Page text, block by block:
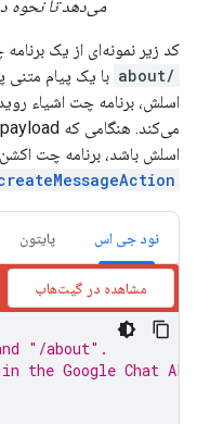
می‌دهد تا نحوه
کد زیر نمونه‌ای از یک
/about
با یک پیام
اسلش، برنامه چت اشیاء
اسلش باشد، برنامه چت اکشن
نود جی اس پایتون
مشاهده در گیت‌هاب
"/about".
the Google Chat